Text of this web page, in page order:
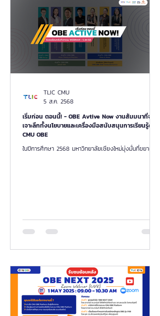
เริ่มก่อน ตอนนี้! - OBE Avtive Now งานสัมมนาที่จะ
เจาะลึกทั้งนโยบายและเครื่องมือสนับสนุนการเรียนรู้ด้วย
CMU OBE
ในปีการศึกษา 2568 มหาวิทยาลัยเชียงใหม่มุ่งมั่นที่ขยาย
TLIC CMU
5 ส.ค. 2568